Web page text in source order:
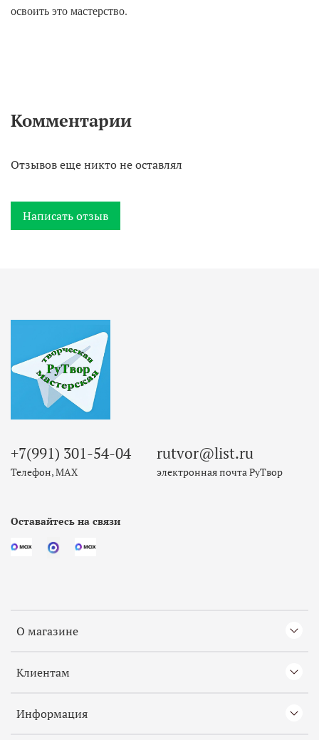
освоить это мастерство.
Комментарии
Отзывов еще никто не оставлял
Написать отзыв
О магазине
Клиентам
Информация
+7(991) 301-54-04
Телефон, МАХ
rutvor@list.ru
электронная почта РуТвор
Оставайтесь на связи